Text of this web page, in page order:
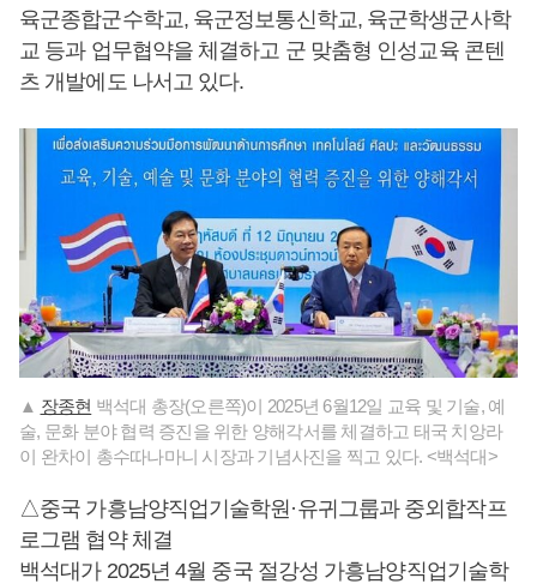
육군종합군수학교, 육군정보통신학교, 육군학생군사학
교 등과 업무협약을 체결하고 군 맞춤형 인성교육 콘텐
츠 개발에도 나서고 있다.
▲ 장종현 백석대 총장(오른쪽)이 2025년 6월12일 교육 및 기술, 예
술, 문화 분야 협력 증진을 위한 양해각서를 체결하고 태국 치앙라
이 완차이 총수따나마니 시장과 기념사진을 찍고 있다. <백석대>
△중국 가흥남양직업기술학원·유귀그룹과 중외합작프
로그램 협약 체결
백석대가 2025년 4월 중국 절강성 가흥남양직업기술학